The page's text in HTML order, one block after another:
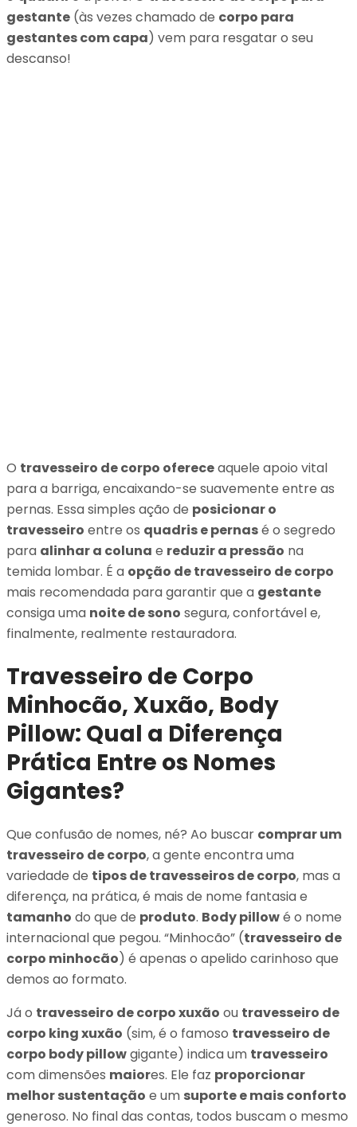
gestante (às vezes chamado de corpo para
gestantes com capa) vem para resgatar o seu
descanso!
O travesseiro de corpo ofereceaquele apoio vital
para a barriga, encaixando-se suavemente entre as
pernas. Essa simples ação de posicionar o
travesseiro entre os quadris e pernasé o segredo
para alinhar a coluna e reduzir a pressão na
temida lombar. É a opção de travesseiro de corpo
mais recomendada para garantir que a gestante
consiga uma noite de sono segura, confortável e,
finalmente, realmente restauradora.
Travesseiro de Corpo
Minhocão, Xuxão, Body
Pillow: Qual a Diferença
Prática Entre os Nomes
Gigantes?
Que confusão de nomes, né? Ao buscar comprar um
travesseiro de corpo, a gente encontra uma
variedade de tipos de travesseiros de corpo, mas a
diferença, na prática, é mais de nome fantasia e
tamanho do que de produto. Body pillowé o nome
internacional que pegou. “Minhocão” (travesseiro de
corpo minhocão) é apenas o apelido carinhoso que
demos ao formato.
Já o travesseiro de corpo xuxão ou travesseiro de
corpo king xuxão (sim, é o famoso travesseiro de
corpo body pillowgigante) indica um travesseiro
com dimensões maiores. Ele faz proporcionar
melhor sustentação e um suporte e mais conforto
generoso. No final das contas, todos buscam o mesmo